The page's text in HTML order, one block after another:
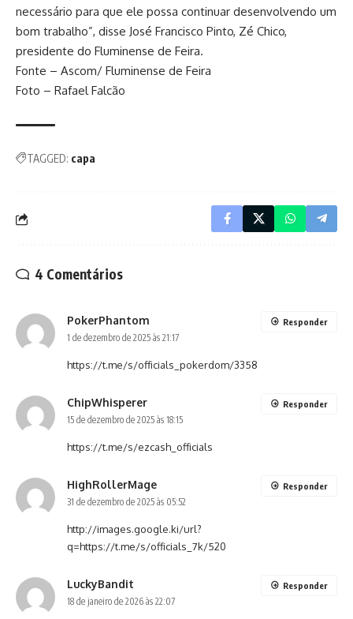
necessário para que ele possa continuar desenvolvendo um
bom trabalho”, disse José Francisco Pinto, Zé Chico,
presidente do Fluminense de Feira.
Fonte – Ascom/ Fluminense de Feira
Foto – Rafael Falcão
TAGGED: capa
4 Comentários
PokerPhantom
1 de dezembro de 2025 às 21:17
https://t.me/s/officials_pokerdom/3358
Responder
ChipWhisperer
15 de dezembro de 2025 às 18:15
https://t.me/s/ezcash_officials
Responder
HighRollerMage
31 de dezembro de 2025 às 05:52
http://images.google.ki/url?
q=https://t.me/s/officials_7k/520
Responder
LuckyBandit
18 de janeiro de 2026 às 22:07
Responder